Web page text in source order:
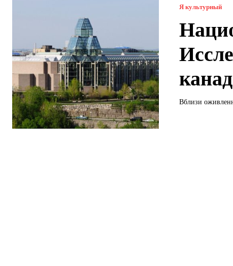
Я культурный
Вблизи